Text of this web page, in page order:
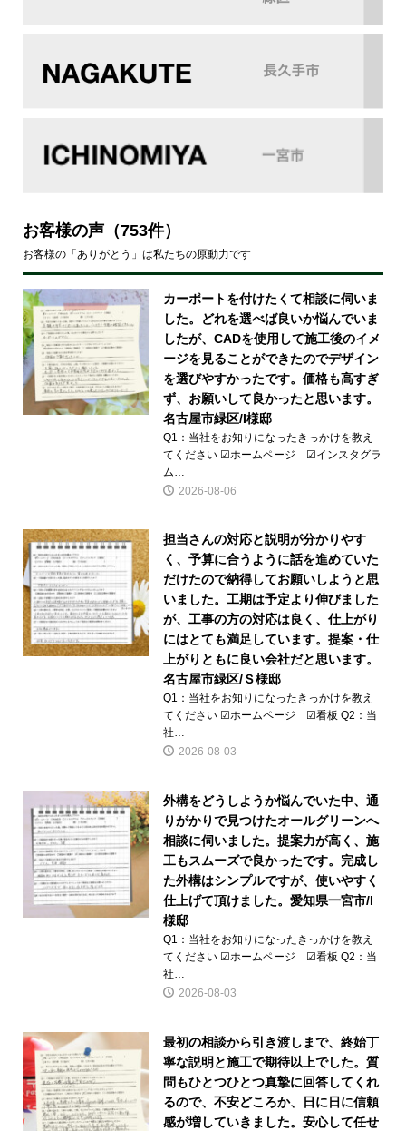
お客様の声（753件）
お客様の「ありがとう」は私たちの原動力です
カーポートを付けたくて相談に伺いま
した。どれを選べば良いか悩んでいま
したが、CADを使用して施工後のイメ
ージを見ることができたのでデザイン
を選びやすかったです。価格も高すぎ
ず、お願いして良かったと思います。
名古屋市緑区/I様邸
Q1：当社をお知りになったきっかけを教え
てください ☑ホームページ ☑インスタグラ
ム…
2026-08-06
担当さんの対応と説明が分かりやす
く、予算に合うように話を進めていた
だけたので納得してお願いしようと思
いました。工期は予定より伸びました
が、工事の方の対応は良く、仕上がり
にはとても満足しています。提案・仕
上がりともに良い会社だと思います。
名古屋市緑区/Ｓ様邸
Q1：当社をお知りになったきっかけを教え
てください ☑ホームページ ☑看板 Q2：当
社…
2026-08-03
外構をどうしようか悩んでいた中、通
りがかりで見つけたオールグリーンへ
相談に伺いました。提案力が高く、施
工もスムーズで良かったです。完成し
た外構はシンプルですが、使いやすく
仕上げて頂けました。愛知県一宮市/I
様邸
Q1：当社をお知りになったきっかけを教え
てください ☑ホームページ ☑看板 Q2：当
社…
2026-08-03
最初の相談から引き渡しまで、終始丁
寧な説明と施工で期待以上でした。質
問もひとつひとつ真摯に回答してくれ
るので、不安どころか、日に日に信頼
感が増していきました。安心して任せ